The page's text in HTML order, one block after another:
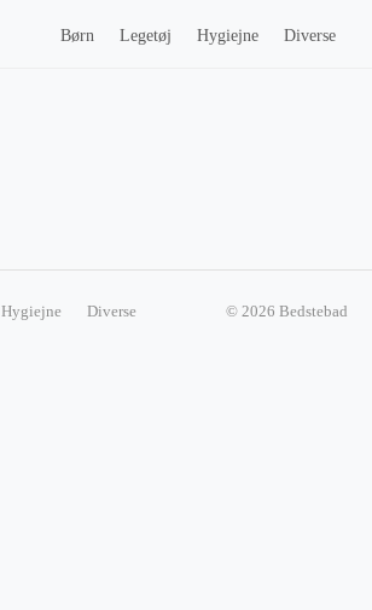
Børn Legetøj Hygiejne Diverse
Hygiejne Diverse © 2026 Bedstebad